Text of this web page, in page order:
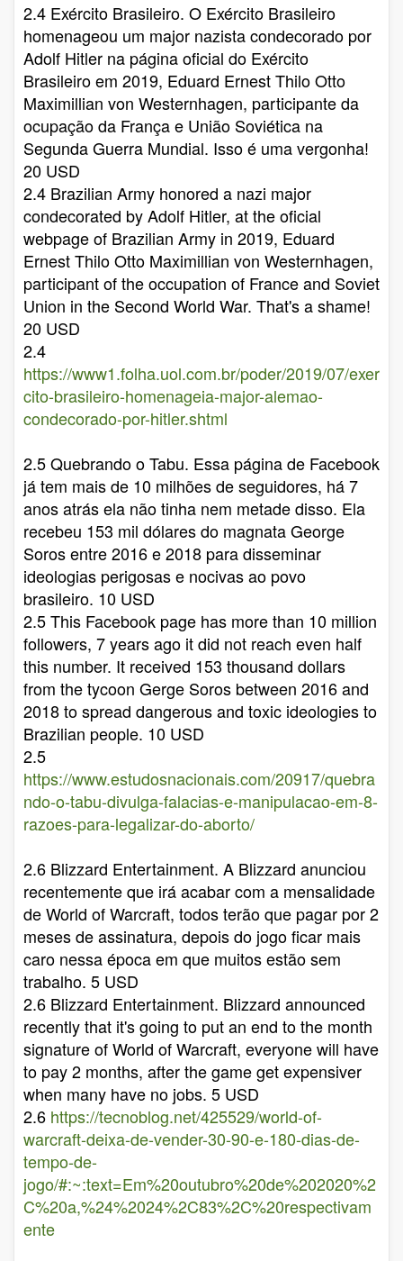
2.4 Exército Brasileiro. O Exército Brasileiro
homenageou um major nazista condecorado por
Adolf Hitler na página oficial do Exército
Brasileiro em 2019, Eduard Ernest Thilo Otto
Maximillian von Westernhagen, participante da
ocupação da França e União Soviética na
Segunda Guerra Mundial. Isso é uma vergonha!
20 USD
2.4 Brazilian Army honored a nazi major
condecorated by Adolf Hitler, at the oficial
webpage of Brazilian Army in 2019, Eduard
Ernest Thilo Otto Maximillian von Westernhagen,
participant of the occupation of France and Soviet
Union in the Second World War. That's a shame!
20 USD
2.4
https://www1.folha.uol.com.br/poder/2019/07/exer
cito-brasileiro-homenageia-major-alemao-
condecorado-por-hitler.shtml
2.5 Quebrando o Tabu. Essa página de Facebook
já tem mais de 10 milhões de seguidores, há 7
anos atrás ela não tinha nem metade disso. Ela
recebeu 153 mil dólares do magnata George
Soros entre 2016 e 2018 para disseminar
ideologias perigosas e nocivas ao povo
brasileiro. 10 USD
2.5 This Facebook page has more than 10 million
followers, 7 years ago it did not reach even half
this number. It received 153 thousand dollars
from the tycoon Gerge Soros between 2016 and
2018 to spread dangerous and toxic ideologies to
Brazilian people. 10 USD
2.5
https://www.estudosnacionais.com/20917/quebra
ndo-o-tabu-divulga-falacias-e-manipulacao-em-8-
razoes-para-legalizar-do-aborto/
2.6 Blizzard Entertainment. A Blizzard anunciou
recentemente que irá acabar com a mensalidade
de World of Warcraft, todos terão que pagar por 2
meses de assinatura, depois do jogo ficar mais
caro nessa época em que muitos estão sem
trabalho. 5 USD
2.6 Blizzard Entertainment. Blizzard announced
recently that it's going to put an end to the month
signature of World of Warcraft, everyone will have
to pay 2 months, after the game get expensiver
when many have no jobs. 5 USD
2.6 https://tecnoblog.net/425529/world-of-
warcraft-deixa-de-vender-30-90-e-180-dias-de-
tempo-de-
jogo/#:~:text=Em%20outubro%20de%202020%2
C%20a,%24%2024%2C83%2C%20respectivam
ente